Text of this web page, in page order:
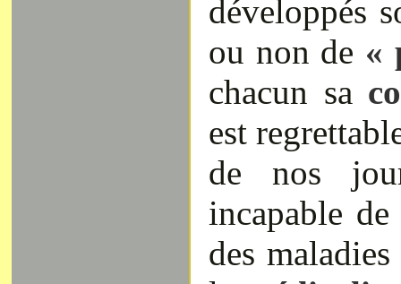
développés
ou non de «
chacun sa
est
de nos
incapable
des